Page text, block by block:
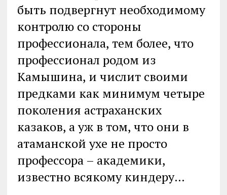
быть подвергнут необходимому
контролю со стороны
профессионала, тем более, что
профессионал родом из
Камышина, и числит своими
предками как минимум четыре
поколения астраханских
казаков, а уж в том, что они в
атаманской ухе не просто
профессора – академики,
известно всякому киндеру…